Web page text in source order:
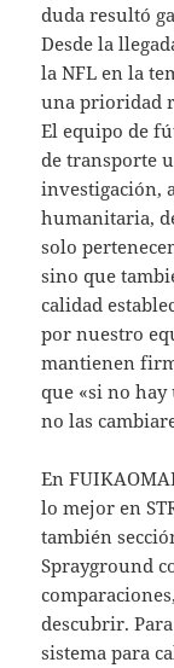
duda resultó
Desde la
la NFL en la
una prioridad
El equipo de
de transporte
investigación,
humanitaria,
solo
sino que
calidad
por nuestro
mantienen
que «si no
no las
En
lo mejor en
también
Sprayground
descubrir.
sistema para